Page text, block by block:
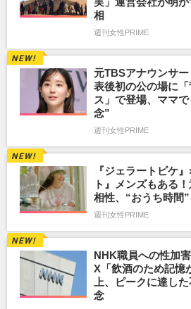
相
週刊女性PRIME
元TBSアナウンサ
表後初の公の場に
ス」で登場、ママ
念”
週刊女性PRIME
『ジェラートピケ
ト』メンズもある
相性、“おうち時間
週刊女性PRIME
NHK職員への性加
X「飲酒のため記憶
上、ピークに達し
念